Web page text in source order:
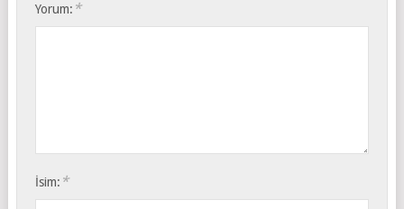
Yorum: *
İsim: *